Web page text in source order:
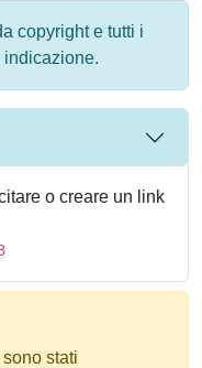
copyright e tutti i
indicazione.
o creare un link
stati